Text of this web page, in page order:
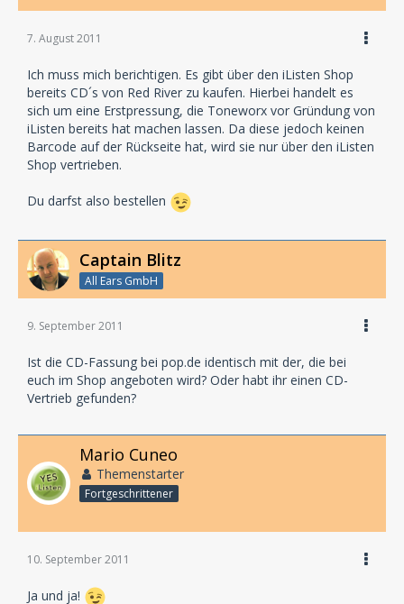
7. August 2011
Ich muss mich berichtigen. Es gibt über den iListen Shop
bereits CD´s von Red River zu kaufen. Hierbei handelt es
sich um eine Erstpressung, die Toneworx vor Gründung von
iListen bereits hat machen lassen. Da diese jedoch keinen
Barcode auf der Rückseite hat, wird sie nur über den iListen
Shop vertrieben.
Du darfst also bestellen
Captain Blitz
All Ears GmbH
9. September 2011
Ist die CD-Fassung bei pop.de identisch mit der, die bei
euch im Shop angeboten wird? Oder habt ihr einen CD-
Vertrieb gefunden?
Mario Cuneo
Themenstarter
Fortgeschrittener
10. September 2011
Ja und ja!